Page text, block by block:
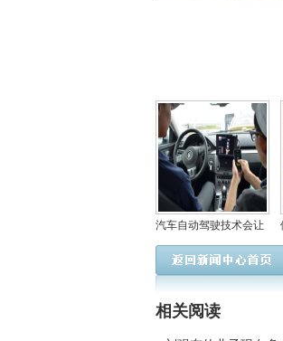
汽车自动驾驶技术会让
那一批人失业？自动驾
驶来临还需要考驾照吗
相关阅读